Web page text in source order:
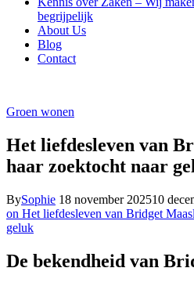
begrijpelijk
About Us
Blog
Contact
Groen wonen
Het liefdesleven van
haar zoektocht naar
BySophie 18 november 202510
on Het liefdesleven van Bridget
geluk
De bekendheid van